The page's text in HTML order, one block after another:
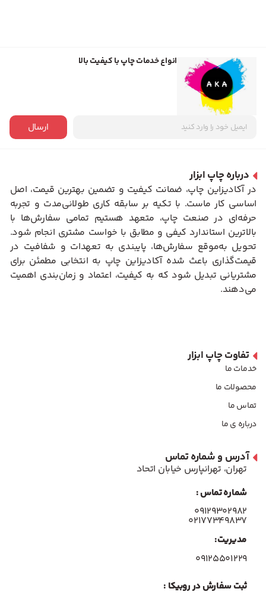
انواع خدمات چاپ با کیفیت بالا
ارسال
درباره چاپ ابزار
در آکادیزاین چاپ، ضمانت کیفیت و تضمین بهترین قیمت، اصل
اساسی کار ماست. با تکیه بر سابقه کاری طولانی‌مدت و تجربه
حرفه‌ای در صنعت چاپ، متعهد هستیم تمامی سفارش‌ها با
بالاترین استاندارد کیفی و مطابق با خواست مشتری انجام شود.
تحویل به‌موقع سفارش‌ها، پایبندی به تعهدات و شفافیت در
قیمت‌گذاری باعث شده آکادیزاین چاپ به انتخابی مطمئن برای
مشتریانی تبدیل شود که به کیفیت، اعتماد و زمان‌بندی اهمیت
می‌دهند.
تفاوت چاپ ابزار
خدمات ما
محصولات ما
تماس ما
درباره ی ما
آدرس و شماره تماس
تهران، تهرانپارس خیابان اتحاد
شماره تماس :
۰۹۱۲۹۳۰۲۹۸۲
۰۲۱۷۷۳۴۹۸۳۷
مدیریت:
۰۹۱۲۵۵۰۱۲۲۹
ثبت سفارش در روبیکا :